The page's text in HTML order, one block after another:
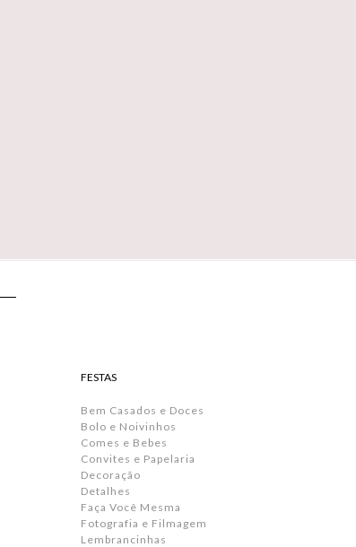
FESTAS
Bem Casados e Doces
Bolo e Noivinhos
Comes e Bebes
Convites e Papelaria
Decoração
Detalhes
Faça Você Mesma
Fotografia e Filmagem
Lembrancinhas